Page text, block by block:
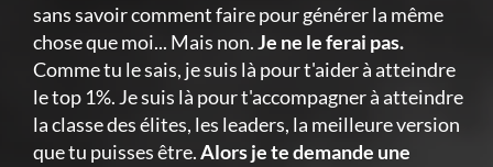
sans savoir comment faire pour générer la même
chose que moi... Mais non.Je ne le ferai pas.
Comme tu le sais, je suis là pour t'aider à atteindre
le top 1%. Je suis là pour t'accompagner à atteindre
la classe des élites, les leaders, la meilleure version
que tu puisses être.Alors je te demande une